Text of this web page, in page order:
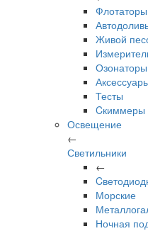
Живой
Озонаторы
Тесты
Cкиммеры
Освещение
←
Светильники
←
Морские
Ночная